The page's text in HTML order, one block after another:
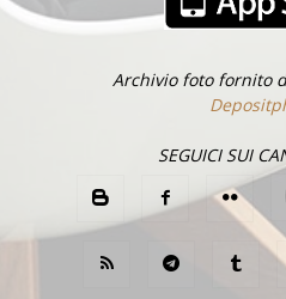
Archivio foto fornito
SEGUICI SUI